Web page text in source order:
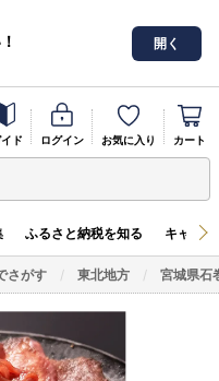
開く
ド ログイン お気に入り カート
ふるさと納税を知る キャン
さがす 東北地方 宮城県石